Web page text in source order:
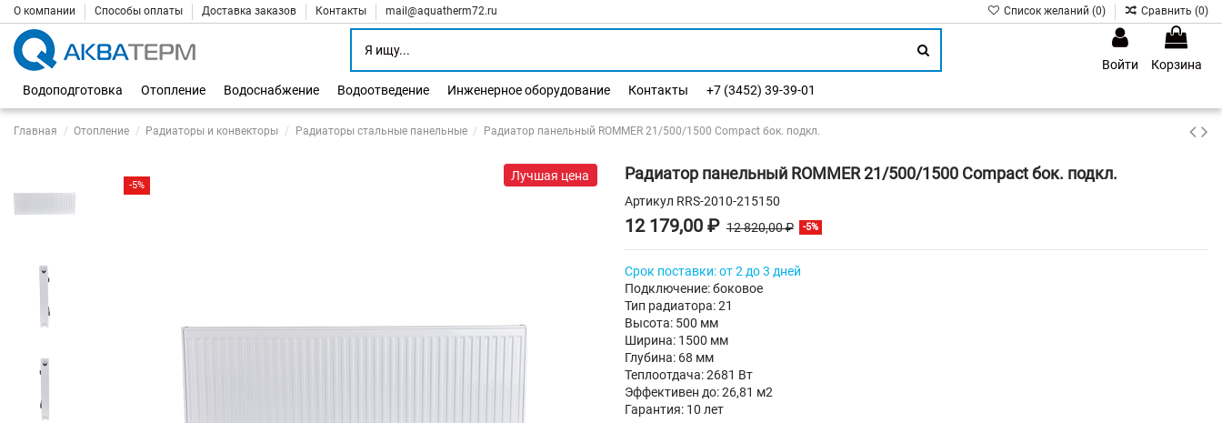
О компании Способы оплаты Доставка заказов Контакты mail@aquatherm72.ru Список желаний (0) Сравнить (0)
Войти
Корзина
Водоподготовка
Отопление Водоснабжение Водоотведение Инженерное оборудование Контакты +7 (3452) 39-39-01
Главная Отопление Радиаторы и конвекторы Радиаторы стальные панельные Радиатор панельный ROMMER 21/500/1500 Compact бок. подкл.
-5%
Лучшая цена Радиатор панельный ROMMER 21/500/1500 Compact бок. подкл.
Артикул RRS-2010-215150
12 179,00 ₽ 12 820,00 ₽ -5%
Срок поставки: от 2 до 3 дней
Подключение: боковое
Тип радиатора: 21
Высота: 500 мм
Ширина: 1500 мм
Глубина: 68 мм
Теплоотдача: 2681 Вт
Эффективен до: 26,81 м2
Гарантия: 10 лет